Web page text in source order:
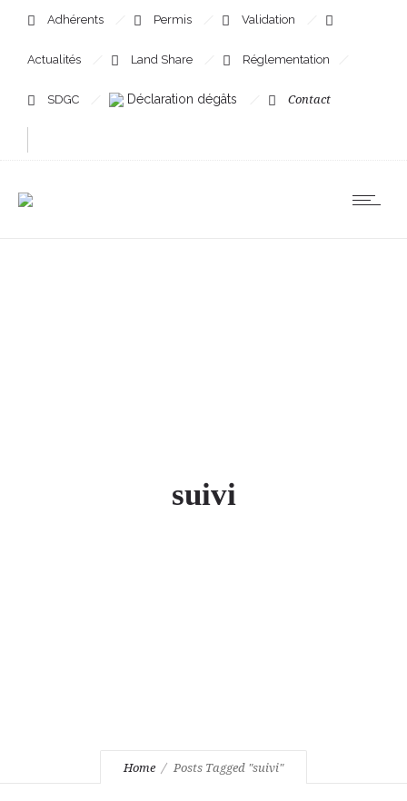
Adhérents Permis Validation
Actualités Land Share Réglementation
SDGC Déclaration dégâts Contact
suivi
Home Posts Tagged "suivi"